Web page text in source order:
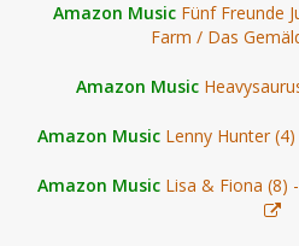
Amazon Music Fünf Freunde
Farm / Das
Amazon Music
Amazon Music Lenny Hunter
Amazon Music Lisa & Fiona (8)